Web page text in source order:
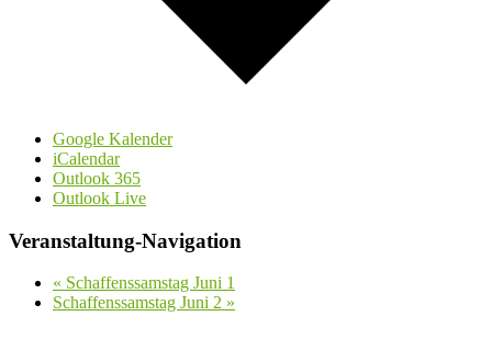
Google Kalender
iCalendar
Outlook 365
Outlook Live
Veranstaltung-Navigation
« Schaffenssamstag Juni 1
Schaffenssamstag Juni 2 »